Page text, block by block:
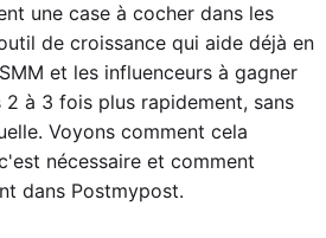
une case à cocher dans les
de croissance qui aide déjà en
et les influenceurs à gagner
2 à 3 fois plus rapidement, sans
Voyons comment cela
nécessaire et comment
dans Postmypost.